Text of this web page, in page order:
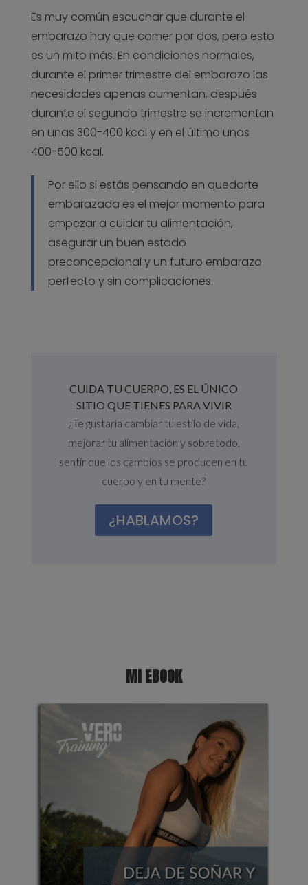
Es muy común escuchar que durante el
embarazo hay que comer por dos, pero esto
es un mito más. En condiciones normales,
durante el primer trimestre del embarazo las
necesidades apenas aumentan, después
durante el segundo trimestre se incrementan
en unas 300-400 kcal y en el último unas
400-500 kcal.
Por ello si estás pensando en quedarte
embarazada es el mejor momento para
empezar a cuidar tu alimentación,
asegurar un buen estado
preconcepcional y un futuro embarazo
perfecto y sin complicaciones.
CUIDA TU CUERPO, ES EL ÚNICO
SITIO QUE TIENES PARA VIVIR
¿Te gustaría cambiar tu estilo de vida,
mejorar tu alimentación y sobretodo,
sentir que los cambios se producen en tu
cuerpo y en tu mente?
¿HABLAMOS?
MI EBOOK